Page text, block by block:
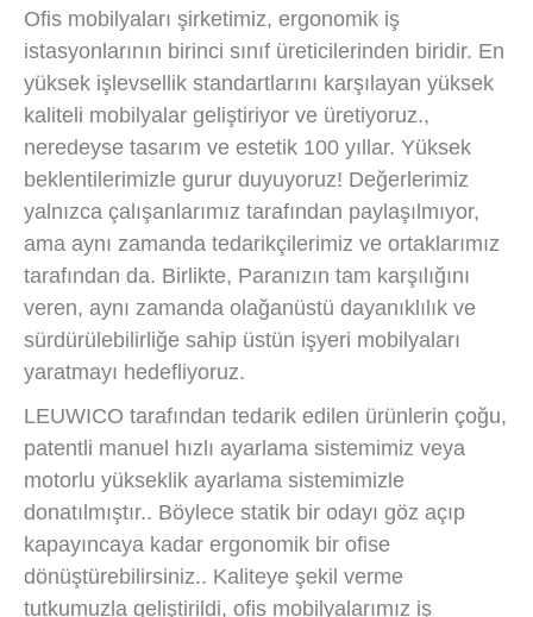
Ofis mobilyaları şirketimiz, ergonomik iş
istasyonlarının birinci sınıf üreticilerinden biridir. En
yüksek işlevsellik standartlarını karşılayan yüksek
kaliteli mobilyalar geliştiriyor ve üretiyoruz.,
neredeyse tasarım ve estetik 100 yıllar. Yüksek
beklentilerimizle gurur duyuyoruz! Değerlerimiz
yalnızca çalışanlarımız tarafından paylaşılmıyor,
ama aynı zamanda tedarikçilerimiz ve ortaklarımız
tarafından da. Birlikte, Paranızın tam karşılığını
veren, aynı zamanda olağanüstü dayanıklılık ve
sürdürülebilirliğe sahip üstün işyeri mobilyaları
yaratmayı hedefliyoruz.
LEUWICO tarafından tedarik edilen ürünlerin çoğu,
patentli manuel hızlı ayarlama sistemimiz veya
motorlu yükseklik ayarlama sistemimizle
donatılmıştır.. Böylece statik bir odayı göz açıp
kapayıncaya kadar ergonomik bir ofise
dönüştürebilirsiniz.. Kaliteye şekil verme
tutkumuzla geliştirildi, ofis mobilyalarımız iş